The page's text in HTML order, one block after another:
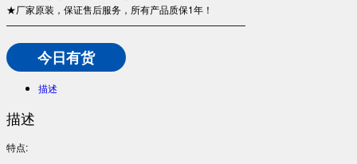
★厂家原装，保证售后服务，所有产品质保1年！
—————————————————————————
今日有货
描述
描述
特点: